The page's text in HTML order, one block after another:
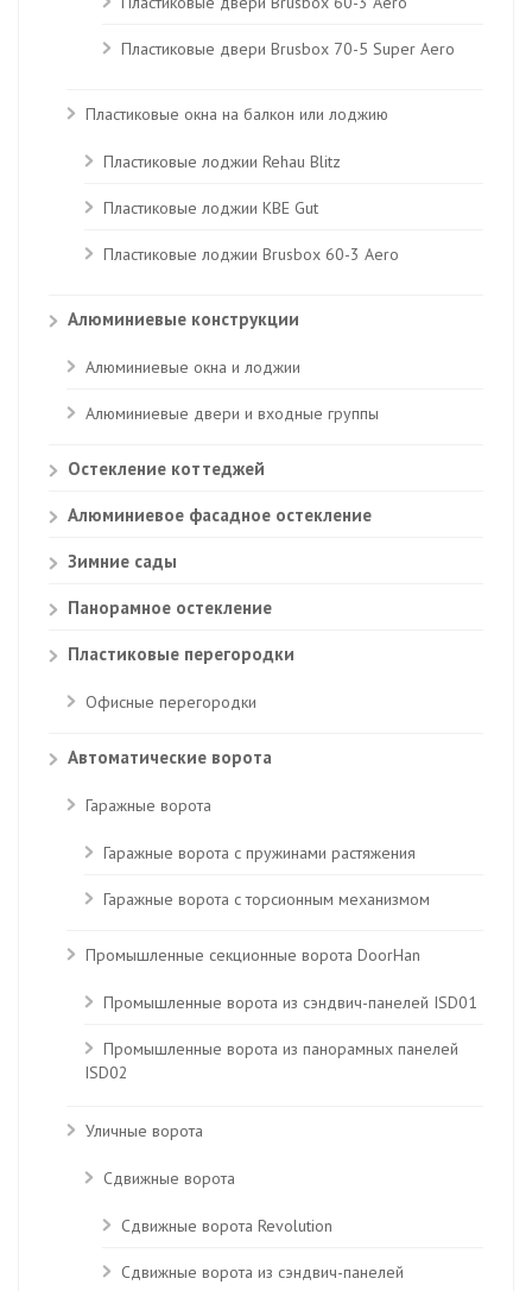
Пластиковые двери Brusbox 70-5 Super Aero
Пластиковые окна на балкон или лоджию
Пластиковые лоджии Rehau Blitz
Пластиковые лоджии КВЕ Gut
Пластиковые лоджии Brusbox 60-3 Aero
Алюминиевые конструкции
Алюминиевые окна и лоджии
Алюминиевые двери и входные группы
Остекление коттеджей
Алюминиевое фасадное остекление
Зимние сады
Панорамное остекление
Пластиковые перегородки
Офисные перегородки
Автоматические ворота
Гаражные ворота
Гаражные ворота с пружинами растяжения
Гаражные ворота с торсионным механизмом
Промышленные секционные ворота DoorHan
Промышленные ворота из сэндвич-панелей ISD01
Промышленные ворота из панорамных панелей
ISD02
Уличные ворота
Сдвижные ворота
Сдвижные ворота Revolution
Сдвижные ворота из сэндвич-панелей